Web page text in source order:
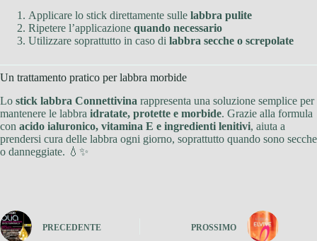
Applicare lo stick direttamente sulle labbra pulite
Ripetere l’applicazione quando necessario
Utilizzare soprattutto in caso di labbra secche o screpolate
Un trattamento pratico per labbra morbide
Lo stick labbra Connettivina rappresenta una soluzione semplice per
mantenere le labbra idratate, protette e morbide. Grazie alla formula
con acido ialuronico, vitamina E e ingredienti lenitivi, aiuta a
prendersi cura delle labbra ogni giorno, soprattutto quando sono secche
o danneggiate. 💧✨
PRECEDENTE PROSSIMO